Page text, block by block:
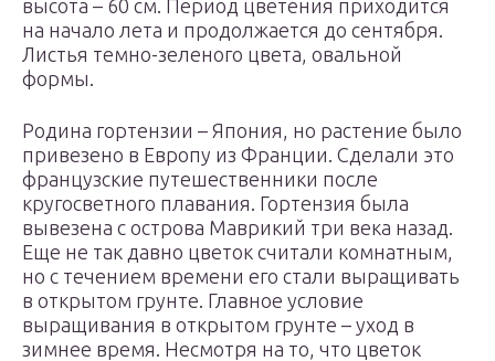
высота – 60 см. Период цветения приходится
на начало лета и продолжается до сентября.
Листья темно-зеленого цвета, овальной
формы.
Родина гортензии – Япония, но растение было
привезено в Европу из Франции. Сделали это
французские путешественники после
кругосветного плавания. Гортензия была
вывезена с острова Маврикий три века назад.
Еще не так давно цветок считали комнатным,
но с течением времени его стали выращивать
в открытом грунте. Главное условие
выращивания в открытом грунте – уход в
зимнее время. Несмотря на то, что цветок